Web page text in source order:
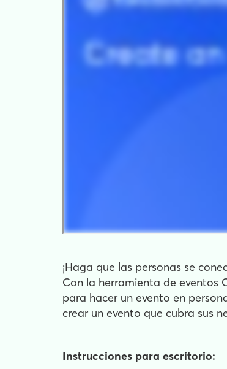
¡Haga que las personas se
Con la herramienta de eventos
para hacer un evento en
crear un evento que cubra sus
Instrucciones para escritorio: